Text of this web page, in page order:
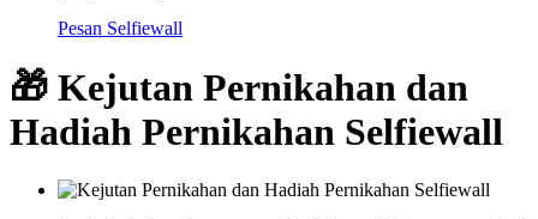
Pesan Selfiewall
🎁 Kejutan Pernikahan dan
Hadiah Pernikahan Selfiewall